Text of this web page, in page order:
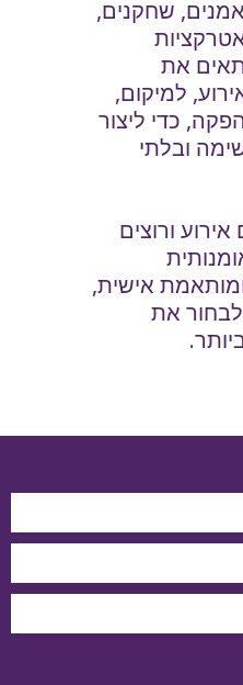
שחקנים,
את
למיקום,
כדי ליצור
ובלתי
ורוצים
אישית,
את